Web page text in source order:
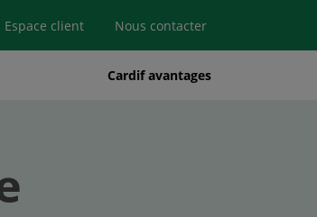
Espace client Nous contacter
Cardif avantages